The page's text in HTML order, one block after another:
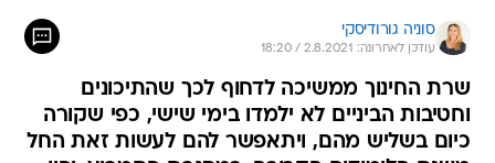
סוניה גורודיסקי
עודכן לאחרונה: 2.8.2021 / 18:20
שרת החינוך ממשיכה לדחוף לכך שהתיכונים
וחטיבות הביניים לא ילמדו בימי שישי, כפי שקורה
כיום בשליש מהם, ויתאפשר להם לעשות זאת החל